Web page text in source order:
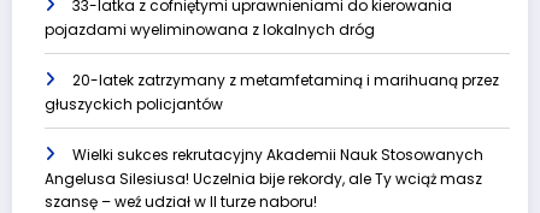
33-latka z cofniętymi uprawnieniami do kierowania
pojazdami wyeliminowana z lokalnych dróg
20-latek zatrzymany z metamfetaminą i marihuaną przez
głuszyckich policjantów
Wielki sukces rekrutacyjny Akademii Nauk Stosowanych
Angelusa Silesiusa! Uczelnia bije rekordy, ale Ty wciąż masz
szansę – weź udział w II turze naboru!